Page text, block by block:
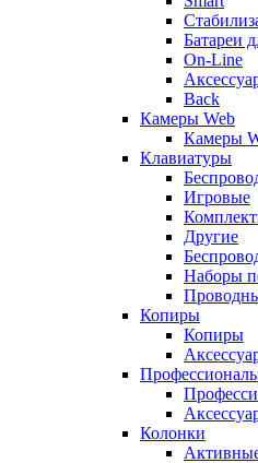
Батареи
On-Line
Back
Камеры Web
Камеры
Клавиатуры
Игровые
Другие
Наборы
Копиры
Копиры
Колонки